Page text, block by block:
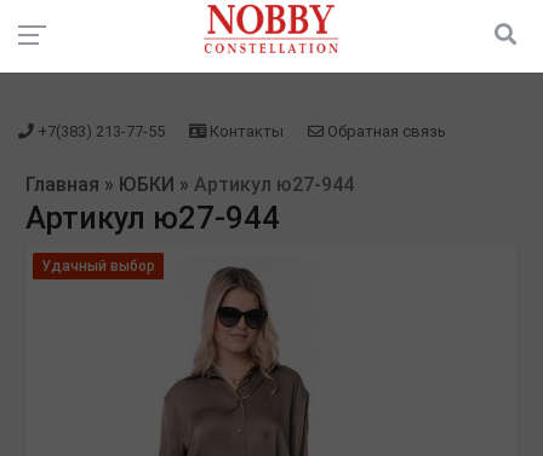
зарегистрироваться" />зарегистрироваться" />
+7(383) 213-77-55 Контакты Обратная связь
Главная » ЮБКИ » Артикул ю27-944
Артикул ю27-944
Удачный выбор